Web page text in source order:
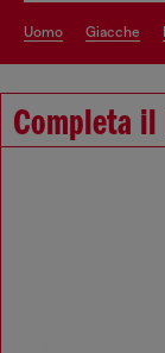
uomo giacche
Completa